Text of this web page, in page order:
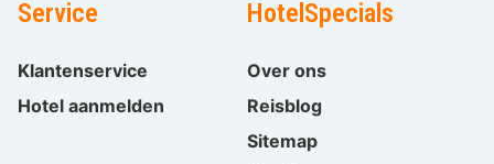
Service
Klantenservice
Hotel aanmelden
HotelSpecials
Over ons
Reisblog
Sitemap